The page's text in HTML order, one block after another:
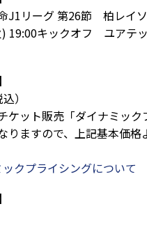
J1リーグ 第26節 柏レイ
19:00キックオフ ユアテ
）
ケット販売「ダイナミック
りますので、上記基本価格
クプライシングについて